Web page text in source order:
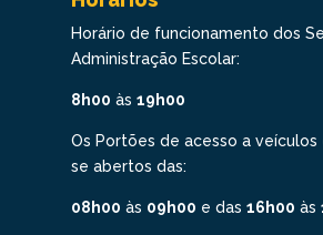
Horário de funcionamento dos
Administração Escolar:
8h00 às 19h00
Os Portões de acesso a
se abertos das:
08h00 às 09h00 e das 16h00 às